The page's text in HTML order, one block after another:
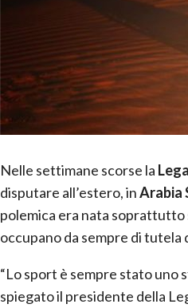
Nelle settimane scorse la
disputare all’estero, inArabia
polemica era nata soprattutto
occupano da sempre di tutela
“Lo sport è sempre stato
spiegato il presidente della